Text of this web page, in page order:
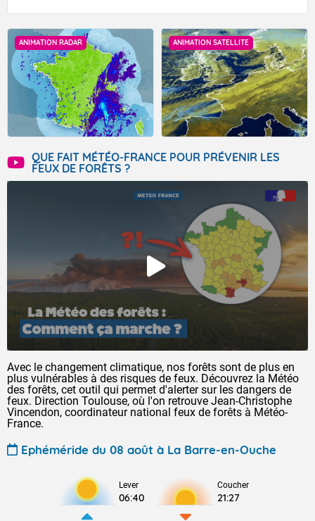
ANIMATION RADAR ANIMATION SATELLITE
QUE FAIT MÉTÉO-FRANCE POUR PRÉVENIR LES
FEUX DE FORÊTS ?
Avec le changement climatique, nos forêts sont de plus en
plus vulnérables à des risques de feux. Découvrez la Météo
des forêts, cet outil qui permet d'alerter sur les dangers de
feux. Direction Toulouse, où l'on retrouve Jean-Christophe
Vincendon, coordinateur national feux de forêts à Météo-
France.
Ephéméride du 08 août à La Barre-en-Ouche
Lever
06:40
Coucher
21:27